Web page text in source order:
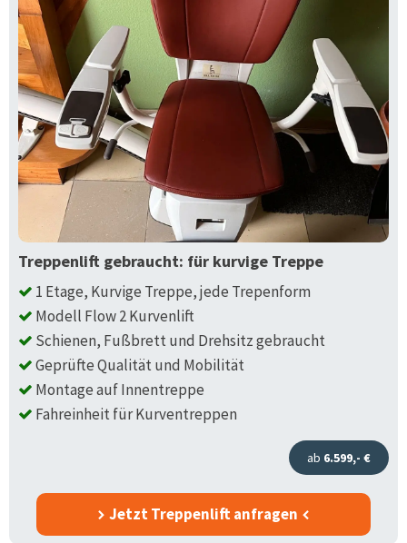
Treppenlift gebraucht: für kurvige Treppe
1 Etage, Kurvige Treppe, jede Trepenform
Modell Flow 2 Kurvenlift
Schienen, Fußbrett und Drehsitz gebraucht
Geprüfte Qualität und Mobilität
Montage auf Innentreppe
Fahreinheit für Kurventreppen
ab 6.599,- €
Jetzt Treppenlift anfragen